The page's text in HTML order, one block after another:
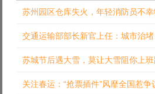
苏州园区仓库失火，年轻消防员不
交通运输部部长新官上任：城市治
苏城节后遇大雪，莫让大雪阻你上班
关注春运：“抢票插件”风靡全国惹争
Remember Me